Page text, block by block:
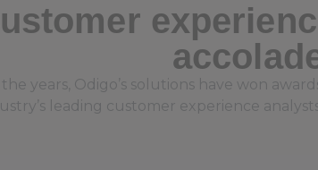
years, Odigo’s solutions have won
leading customer experience